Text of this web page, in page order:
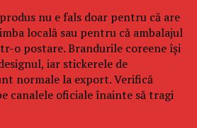
nu e fals doar pentru că are
locală sau pentru că ambalajul
o postare. Brandurile coreene își
iar stickerele de
normale la export. Verifică
canalele oficiale înainte să tragi